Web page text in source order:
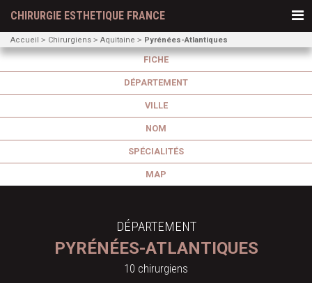
CHIRURGIE ESTHETIQUE FRANCE
Accueil Chirurgiens Aquitaine Pyrénées-Atlantiques
FICHE
DÉPARTEMENT
VILLE
NOM
SPÉCIALITÉS
MAP
DÉPARTEMENT
PYRÉNÉES-ATLANTIQUES
10 chirurgiens